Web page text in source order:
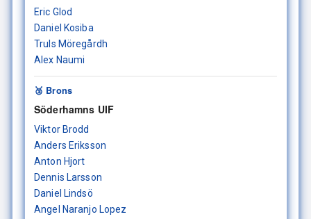
Eric Glod
Daniel Kosiba
Truls Möregårdh
Alex Naumi
🥉 Brons
Söderhamns UIF
Viktor Brodd
Anders Eriksson
Anton Hjort
Dennis Larsson
Daniel Lindsö
Angel Naranjo Lopez